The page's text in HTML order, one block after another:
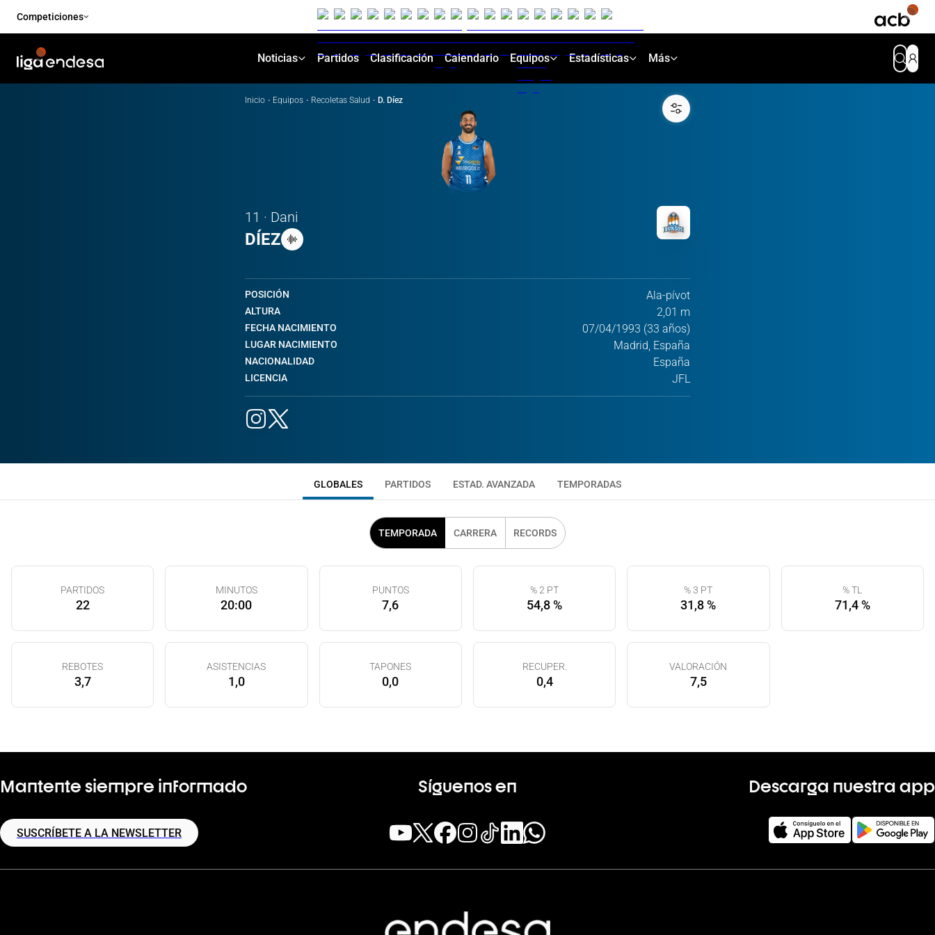
Competiciones
Noticias Partidos Clasificación Calendario Equipos Estadísticas Más
Inicio · Equipos · Recoletas Salud · D. Díez
11 · Dani
DÍEZ
POSICIÓN Ala-pívot
ALTURA 2,01 m
FECHA NACIMIENTO 07/04/1993 (33 años)
LUGAR NACIMIENTO Madrid, España
NACIONALIDAD España
LICENCIA JFL
GLOBALES PARTIDOS ESTAD. AVANZADA TEMPORADAS
TEMPORADA CARRERA RECORDS
PARTIDOS
22
MINUTOS
20:00
PUNTOS
7,6
% 2 PT
54,8 %
% 3 PT
31,8 %
% TL
71,4 %
REBOTES
3,7
ASISTENCIAS
1,0
TAPONES
0,0
RECUPER.
0,4
VALORACIÓN
7,5
Mantente siempre informado
SUSCRÍBETE A LA NEWSLETTER
Síguenos en Descarga nuestra app